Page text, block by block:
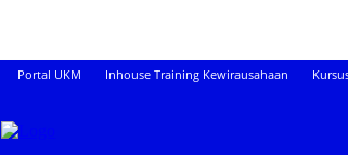
Portal UKM Inhouse Training Kewirausahaan